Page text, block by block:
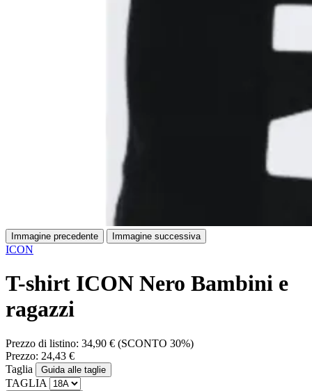
Immagine precedente Immagine successiva
ICON
T-shirt ICON Nero Bambini e
ragazzi
Prezzo di listino: 34,90 € (SCONTO 30%)
Prezzo: 24,43 €
Taglia
Guida alle taglie
TAGLIA